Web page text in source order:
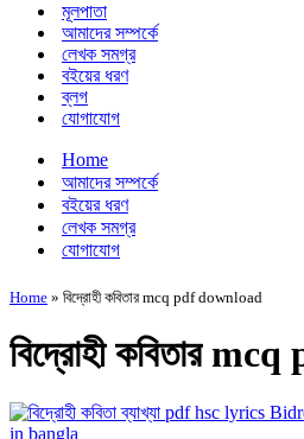
মূলপাতা
আমাদের সম্পর্কে
লেখক সমগ্র
বইয়ের ধরণ
ব্লগ
যোগাযোগ
Home
আমাদের সম্পর্কে
বইয়ের ধরণ
লেখক সমগ্র
যোগাযোগ
Home » বিদ্রোহী কবিতার mcq pdf download
বিদ্রোহী কবিতার